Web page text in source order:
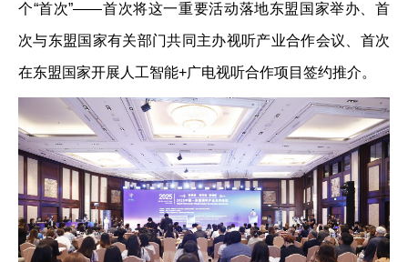
个“首次”——首次将这一重要活动落地东盟国家举办、首
次与东盟国家有关部门共同主办视听产业合作会议、首次
在东盟国家开展人工智能+广电视听合作项目签约推介。